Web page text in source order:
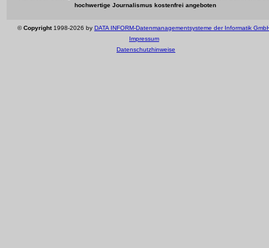
hochwertige Journalismus kostenfrei angeboten
©Copyright1998-2026 by DATA INFORM-Datenmanagementsysteme der Informatik
Impressum
Datenschutzhinweise